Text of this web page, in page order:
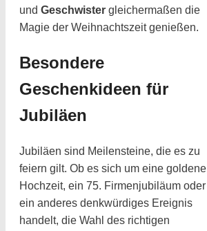
und Geschwister gleichermaßen die
Magie der Weihnachtszeit genießen.
Besondere
Geschenkideen für
Jubiläen
Jubiläen sind Meilensteine, die es zu
feiern gilt. Ob es sich um eine goldene
Hochzeit, ein 75. Firmenjubiläum oder
ein anderes denkwürdiges Ereignis
handelt, die Wahl des richtigen